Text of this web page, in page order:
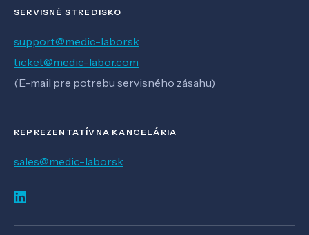
SERVISNÉ STREDISKO
support@medic-labor.sk
ticket@medic-labor.com
(E-mail pre potrebu servisného zásahu)
REPREZENTATÍVNA KANCELÁRIA
sales@medic-labor.sk